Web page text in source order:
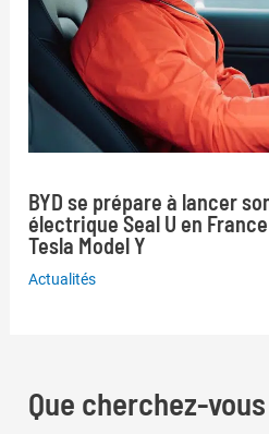
BYD se prépare à lancer
électrique Seal U en
Tesla Model Y
Actualités
Que cherchez-